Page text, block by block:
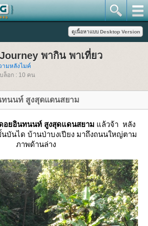
พากิน พาเที่ยว
ามหลังไมค์
ล็อก : 10 คน
นนท์ สูงสุดแดนสยาม
อยอินทนนท์ สูงสุดแดนสยาม ล้วจ้า หลัง
นบันได บ้านป่าบงเปียง มาถึงถนนใหญ่ตาม
ภาพด้านล่าง